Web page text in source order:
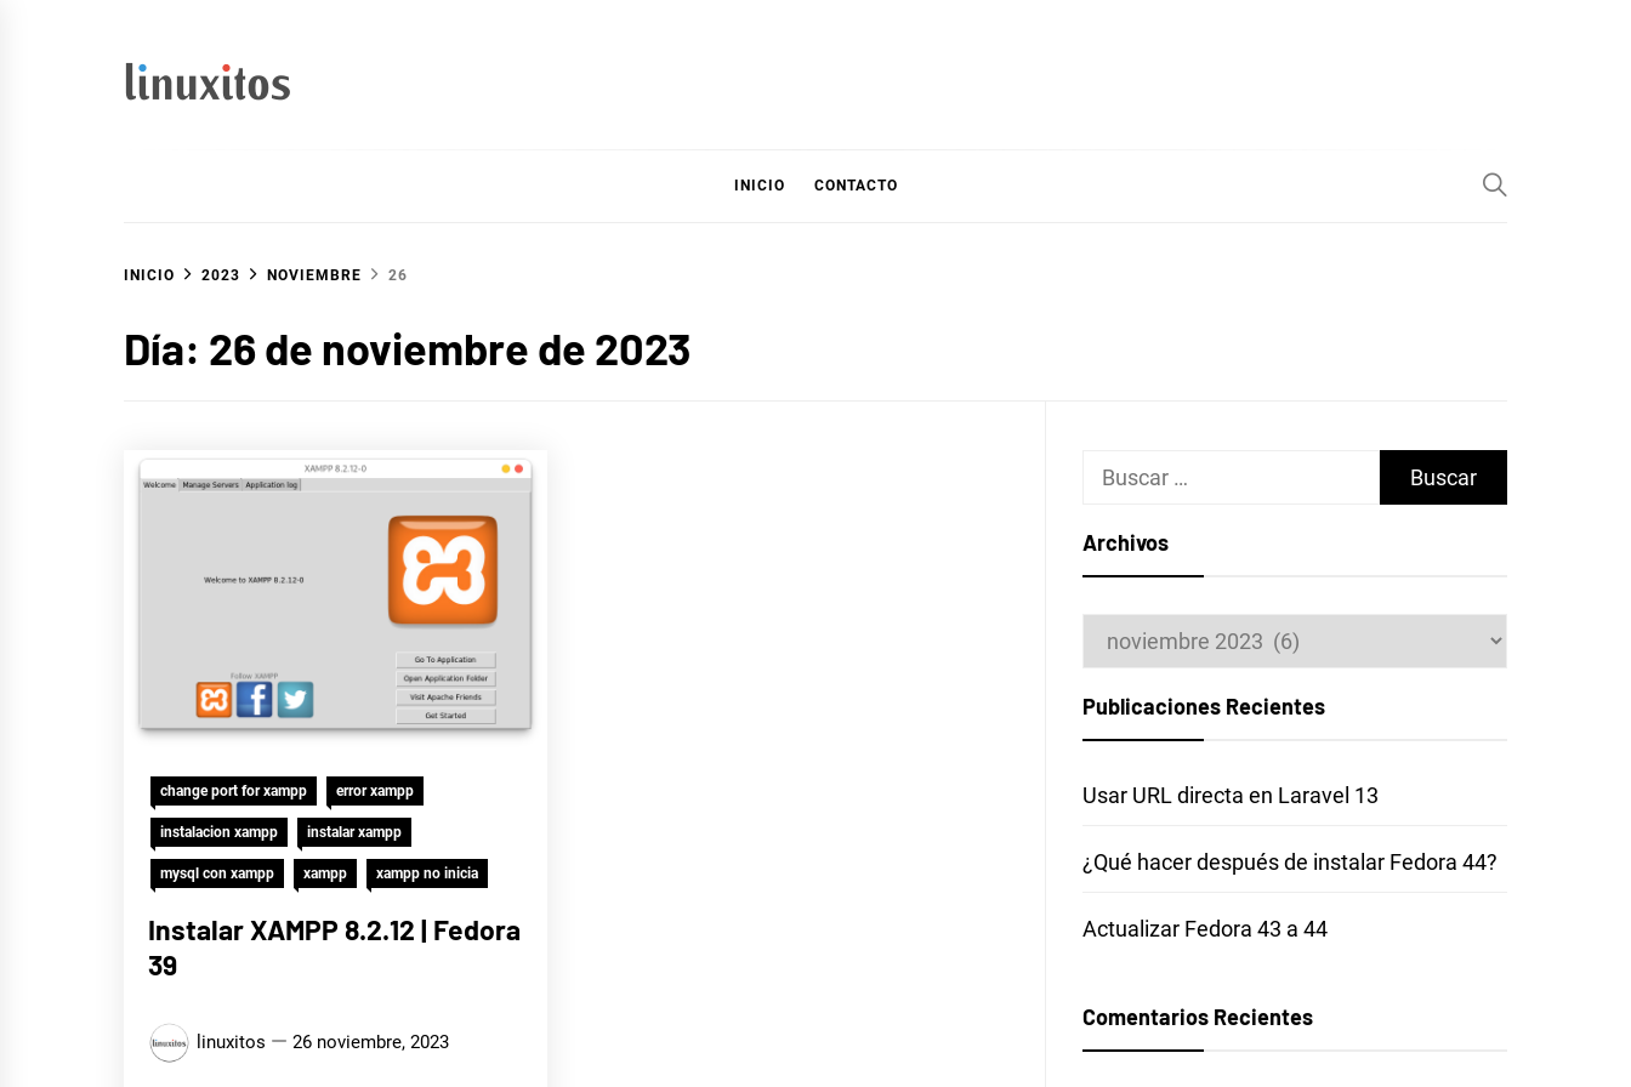
INICIO CONTACTO
INICIO 2023 NOVIEMBRE 26
Día: 26 de noviembre de 2023
change port for xampp error xampp
instalacion xampp instalar xampp
mysql con xampp xampp xampp no inicia
Instalar XAMPP 8.2.12 | Fedora
39
linuxitos 26 noviembre, 2023
Buscar:
Archivos
Archivos
Publicaciones Recientes
Usar URL directa en Laravel 13
¿Qué hacer después de instalar Fedora 44?
Actualizar Fedora 43 a 44
Comentarios Recientes